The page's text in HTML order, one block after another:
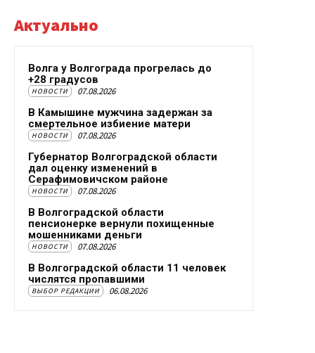
Актуально
Волга у Волгограда прогрелась до
+28 градусов
НОВОСТИ 07.08.2026
В Камышине мужчина задержан за
смертельное избиение матери
НОВОСТИ 07.08.2026
Губернатор Волгоградской области
дал оценку изменений в
Серафимовичском районе
НОВОСТИ 07.08.2026
В Волгоградской области
пенсионерке вернули похищенные
мошенниками деньги
НОВОСТИ 07.08.2026
В Волгоградской области 11 человек
числятся пропавшими
ВЫБОР РЕДАКЦИИ 06.08.2026